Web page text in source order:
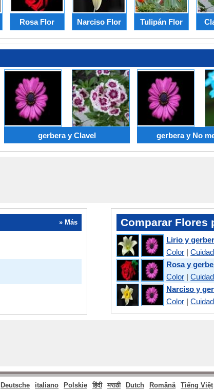
Rosa Flor Narciso Flor Tulipán Flor
gerbera y Clavel gerbera y No
» Más Comparar Flores
Lirio y
Color |
Rosa y
Color |
Narciso y
Color |
Deutsche italiano Polskie हिंदी मराठी Dutch Română Tiếng Việt